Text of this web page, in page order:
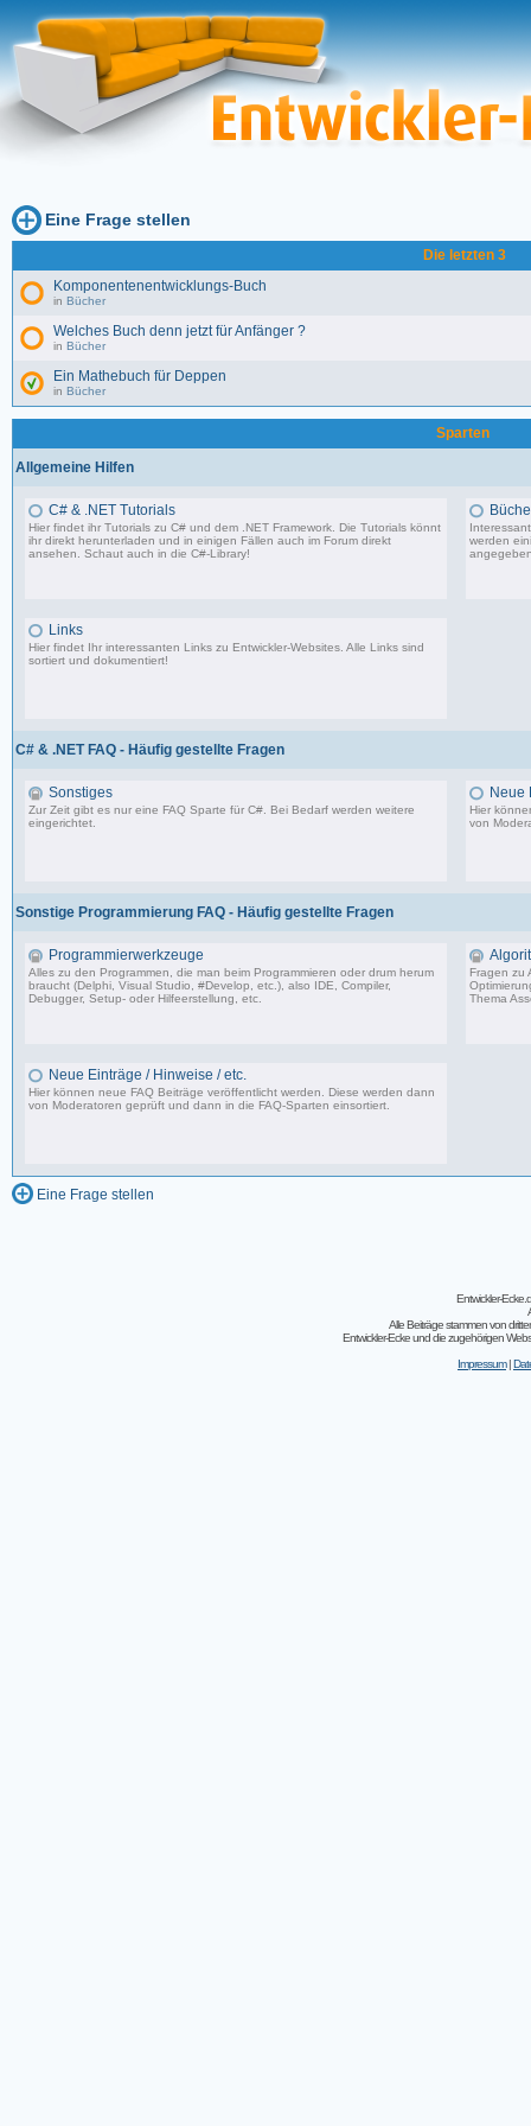
Eine Frage stellen
Die letzten 3
Komponentenentwicklungs-Buch
in Bücher
Welches Buch denn jetzt für Anfänger ?
in Bücher
Ein Mathebuch für Deppen
in Bücher
Sparten
Allgemeine Hilfen
C# & .NET Tutorials
Hier findet ihr Tutorials zu C# und dem .NET Framework. Die Tutorials könnt
ihr direkt herunterladen und in einigen Fällen auch im Forum direkt
ansehen. Schaut auch in dieC#-Library!
werden
Links
Hier findet Ihr interessanten Links zu Entwickler-Websites. Alle Links sind
sortiert und dokumentiert!
C# & .NET FAQ - Häufig gestellte Fragen
Sonstiges
Zur Zeit gibt es nur eine FAQ Sparte für C#. Bei Bedarf werden weitere
eingerichtet.
Neue
Hier
von
Sonstige Programmierung FAQ - Häufig gestellte Fragen
Programmierwerkzeuge
Alles zu den Programmen, die man beim Programmieren oder drum herum
braucht (Delphi, Visual Studio, #Develop, etc.), also IDE, Compiler,
Debugger, Setup- oder Hilfeerstellung, etc.
Fragen zu
Thema
Neue Einträge / Hinweise / etc.
Hier können neue FAQ Beiträge veröffentlicht werden. Diese werden dann
von Moderatoren geprüft und dann in die FAQ-Sparten einsortiert.
Eine Frage stellen
Entwickler-
Alle Beiträge stammen von
Entwickler-Ecke und die zugehörigen
Impressum|